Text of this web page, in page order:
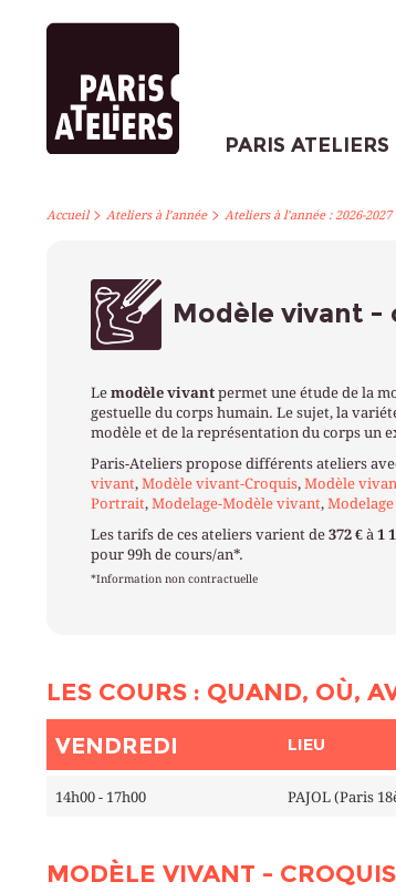
PARIS ATELIERS
Accueil> Ateliers à l’année> Ateliers à l’année : 2026-2027
Modèle vivant -
Le modèle vivant permet une étude de la
gestuelle du corps humain. Le sujet, la
modèle et de la représentation du corps un
Paris-Ateliers propose différents ateliers
vivant, Modèle vivant-Croquis, Modèle
Portrait, Modelage-Modèle vivant,
Les tarifs de ces ateliers varient de 372 € à 1
pour 99h de cours/an*.
*Information non contractuelle
LES COURS : QUAND, OÙ,
VENDREDI LIEU
14h00 - 17h00 PAJOL (Paris
MODÈLE VIVANT -